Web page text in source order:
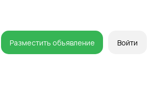
Разместить объявление Войти